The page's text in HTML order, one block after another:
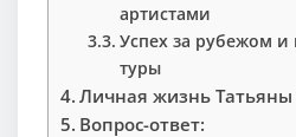
артистами
Успех за рубежом
туры
Личная жизнь Татьяны
Вопрос-ответ: